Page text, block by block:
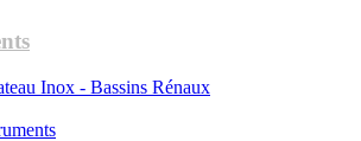
Inox - Bassins Rénaux